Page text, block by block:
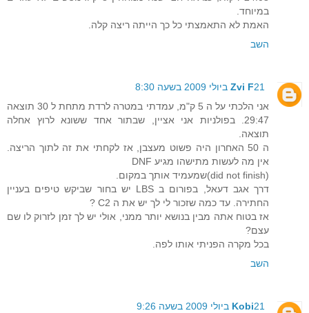
במיוחד.
האמת לא התאמצתי כל כך הייתה ריצה קלה.
השב
Zvi F21 ביולי 2009 בשעה 8:30
אני הלכתי על ה 5 ק"מ, עמדתי במטרה לרדת מתחת ל 30 תוצאה
29:47. בפולניות אני אציין, שבתור אחד ששונא לרוץ אחלה
תוצאה.
ה 50 האחרון היה פשוט מעצבן, אז לקחתי את זה לתוך הריצה.
אין מה לעשות מתישהו מגיע DNF
(did not finish)שמעמיד אותך במקום.
דרך אגב דעאל, בפורום ב LBS יש בחור שביקש טיפים בעניין
החתירה. עד כמה שזכור לי לך יש את ה C2 ?
אז בטוח אתה מבין בנושא יותר ממני, אולי יש לך זמן לזרוק לו שם
עצם?
בכל מקרה הפניתי אותו לפה.
השב
Kobi21 ביולי 2009 בשעה 9:26